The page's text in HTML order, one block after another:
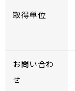
取得単位
お問い合わ
せ